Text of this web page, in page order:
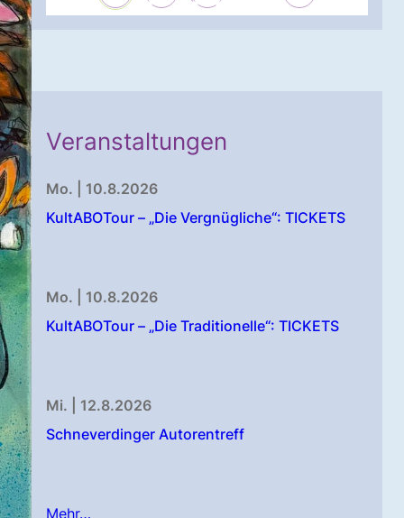
Veranstaltungen
Mo. | 10.8.2026
KultABOTour – „Die Vergnügliche“: TICKETS
Mo. | 10.8.2026
KultABOTour – „Die Traditionelle“: TICKETS
Mi. | 12.8.2026
Schneverdinger Autorentreff
Mehr…